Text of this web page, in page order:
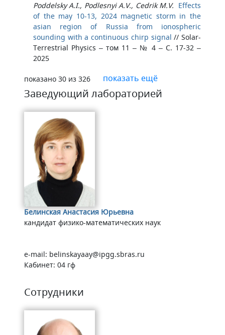
Poddelsky A.I., Podlesnyi A.V., Cedrik M.V. Effects
of the may 10-13, 2024 magnetic storm in the
asian region of Russia from ionospheric
sounding with a continuous chirp signal //Solar-
Terrestrial Physics – том 11 – № 4 – С. 17-32 –
2025
показано 30 из 326 показать ещё
Заведующий лабораторией
Белинская Анастасия Юрьевна
кандидат физико-математических наук
e-mail: belinskayaay@ipgg.sbras.ru
Кабинет: 04 гф
Сотрудники